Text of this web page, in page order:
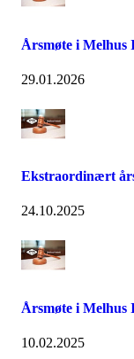
Årsmøte i Melhus
29.01.2026
Ekstraordinært
24.10.2025
Årsmøte i Melhus
10.02.2025